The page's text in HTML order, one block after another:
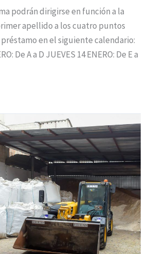
podrán dirigirse en función a la
apellido a los cuatro puntos
en el siguiente calendario:
De A a D JUEVES 14 ENERO: De E a